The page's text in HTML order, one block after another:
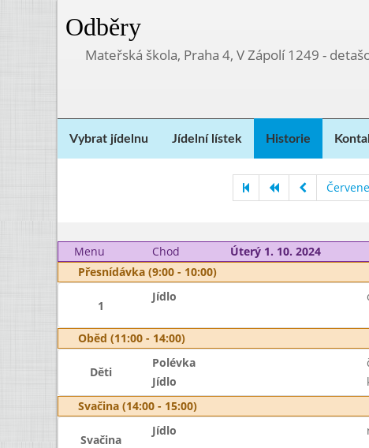
Odběry
Mateřská škola, Praha 4, V Zápolí 1249 -
Vybrat jídelnu Jídelní lístek Historie
Menu
Chod Úterý 1. 10. 2024
Přesnídávka (9:00 - 10:00)
1
Jídlo
Oběd (11:00 - 14:00)
Děti
Polévka
Jídlo
Svačina (14:00 - 15:00)
Svačina
Jídlo